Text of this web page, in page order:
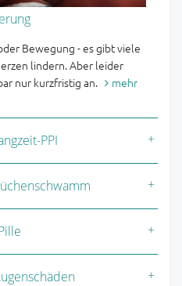
Bewegung - es gibt viele
lindern. Aber leider
nur kurzfristig an.
mehr
PPI